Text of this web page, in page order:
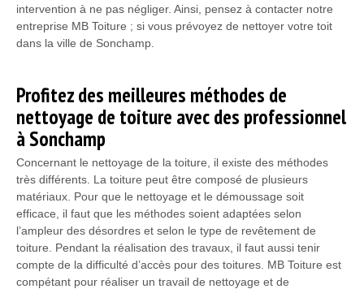
intervention à ne pas négliger. Ainsi, pensez à contacter notre
entreprise MB Toiture ; si vous prévoyez de nettoyer votre toit
dans la ville de Sonchamp.
Profitez des meilleures méthodes de
nettoyage de toiture avec des professionnel
à Sonchamp
Concernant le nettoyage de la toiture, il existe des méthodes
très différents. La toiture peut être composé de plusieurs
matériaux. Pour que le nettoyage et le démoussage soit
efficace, il faut que les méthodes soient adaptées selon
l’ampleur des désordres et selon le type de revêtement de
toiture. Pendant la réalisation des travaux, il faut aussi tenir
compte de la difficulté d’accès pour des toitures. MB Toiture est
compétant pour réaliser un travail de nettoyage et de